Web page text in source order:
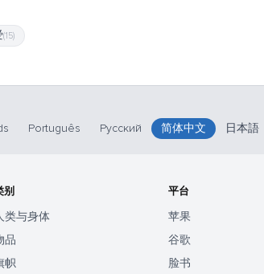
(15)
Português Русский 简体中文 日本語
别
类与身体
品
帜
平台
苹果
谷歌
脸书